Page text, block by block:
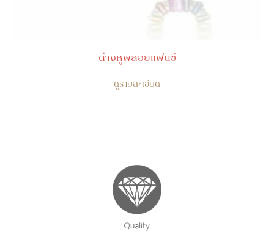
ต่างหูพลอยแฟนซี
ดูรายละเอียด